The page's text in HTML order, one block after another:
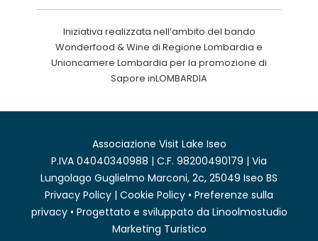
Iniziativa realizzata nell’ambito del bando
Wonderfood & Wine di Regione Lombardia e
Unioncamere Lombardia per la promozione di
Sapore inLOMBARDIA
Associazione Visit Lake Iseo
P.IVA 04040340988 | C.F. 98200490179 | Via
Lungolago Guglielmo Marconi, 2c, 25049 Iseo BS
Privacy Policy | Cookie Policy • Preferenze sulla
privacy• Progettato e sviluppato da Linoolmostudio
Marketing Turistico